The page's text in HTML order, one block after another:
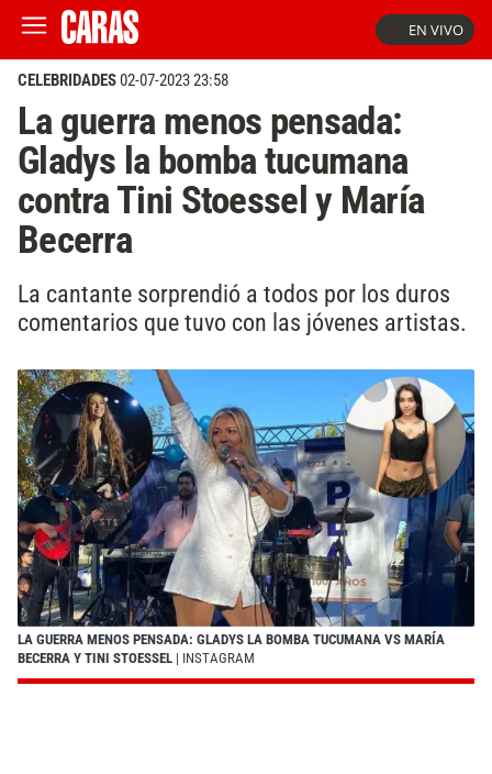
EN VIVO
CELEBRIDADES02-07-2023 23:58
La guerra menos pensada:
Gladys la bomba tucumana
contra Tini Stoessel y María
Becerra
La cantante sorprendió a todos por los duros
comentarios que tuvo con las jóvenes artistas.
LA GUERRA MENOS PENSADA: GLADYS LA BOMBA TUCUMANA VS MARÍA
BECERRA Y TINI STOESSEL | INSTAGRAM